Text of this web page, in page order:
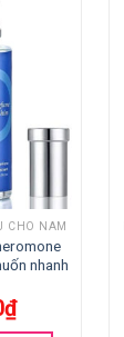
CHO NAM
nhanh
₫